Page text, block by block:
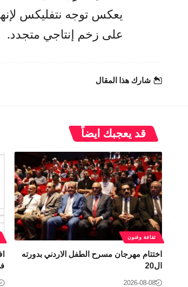
يعكس توجه نتفليكس
على زخم إنتاجي متجدد.
شارك هذا المقال
قد يعجبك ايضاً
ثقافة وفنون
اختتام مهرجان مسرح الطفل الاردني بدورته
ال20
2026-08-08